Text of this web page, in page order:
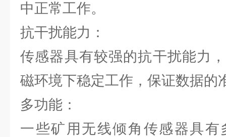
中正常工作。
抗干扰能力：
传感器具有较强的抗干扰能力
磁环境下稳定工作，保证数据的
多功能：
一些矿用无线倾角传感器具